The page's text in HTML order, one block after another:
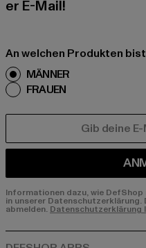
er E-Mail!
An welchen Produkten
MÄNNER
FRAUEN
Informationen dazu, wie
in unserer
abmelden. Datenschutzerklärung